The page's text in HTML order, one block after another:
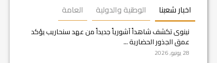
اخبار شعبنا الوطنية والدولية العامة
نينوى تكشف شاهداً آشورياً جديداً من عهد سنحاريب يؤكد
عمق الجذور الحضارية ...
28 يونيو, 2026